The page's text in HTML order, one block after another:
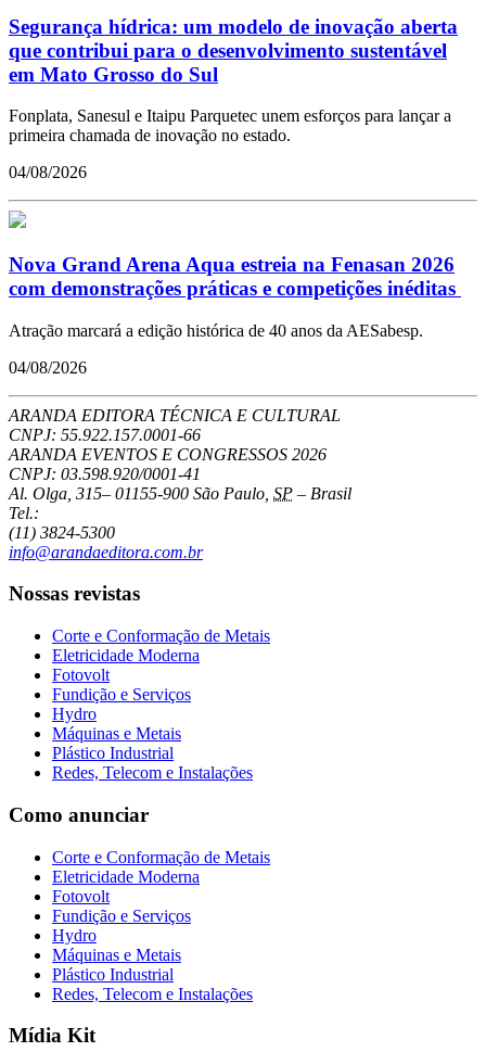
Segurança hídrica: um modelo de inovação aberta
que contribui para o desenvolvimento sustentável
em Mato Grosso do Sul
Fonplata, Sanesul e Itaipu Parquetec unem esforços para lançar a
primeira chamada de inovação no estado.
04/08/2026
Nova Grand Arena Aqua estreia na Fenasan 2026
com demonstrações práticas e competições inéditas
Atração marcará a edição histórica de 40 anos da AESabesp.
04/08/2026
ARANDA EDITORA TÉCNICA E CULTURAL
CNPJ: 55.922.157.0001-66
ARANDA EVENTOS E CONGRESSOS 2026
CNPJ: 03.598.920/0001-41
Al. Olga, 315– 01155-900 São Paulo SP – Brasil
Tel.:
(11) 3824-5300
info@arandaeditora.com.br
Nossas revistas
Corte e Conformação de Metais
Eletricidade Moderna
Fotovolt
Fundição e Serviços
Hydro
Máquinas e Metais
Plástico Industrial
Redes, Telecom e Instalações
Como anunciar
Corte e Conformação de Metais
Eletricidade Moderna
Fotovolt
Fundição e Serviços
Hydro
Máquinas e Metais
Plástico Industrial
Redes, Telecom e Instalações
Mídia Kit